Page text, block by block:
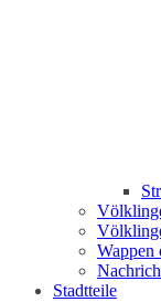
Wappen
Stadtteile